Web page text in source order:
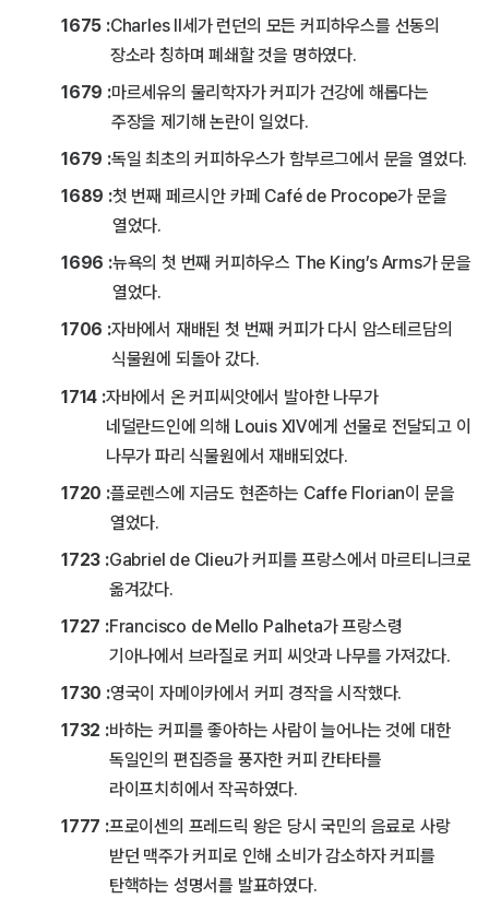
1675 :Charles Ⅱ세가 런던의 모든 커피하우스를 선동의
장소라 칭하며 폐쇄할 것을 명하였다.
1679 :마르세유의 물리학자가 커피가 건강에 해롭다는
주장을 제기해 논란이 일었다.
1679 :독일 최초의 커피하우스가 함부르그에서 문을 열었다.
1689 :첫 번째 페르시안 카페 Café de Procope가 문을
열었다.
1696 :뉴욕의 첫 번째 커피하우스 The King’s Arms가 문을
열었다.
1706 :자바에서 재배된 첫 번째 커피가 다시 암스테르담의
식물원에 되돌아 갔다.
1714 :자바에서 온 커피씨앗에서 발아한 나무가
네덜란드인에 의해 Louis ⅩⅣ에게 선물로 전달되고 이
나무가 파리 식물원에서 재배되었다.
1720 :플로렌스에 지금도 현존하는 Caffe Florian이 문을
열었다.
1723 :Gabriel de Clieu가 커피를 프랑스에서 마르티니크로
옮겨갔다.
1727 :Francisco de Mello Palheta가 프랑스령
기아나에서 브라질로 커피 씨앗과 나무를 가져갔다.
1730 :영국이 자메이카에서 커피 경작을 시작했다.
1732 :바하는 커피를 좋아하는 사람이 늘어나는 것에 대한
독일인의 편집증을 풍자한 커피 칸타타를
라이프치히에서 작곡하였다.
1777 :프로이센의 프레드릭 왕은 당시 국민의 음료로 사랑
받던 맥주가 커피로 인해 소비가 감소하자 커피를
탄핵하는 성명서를 발표하였다.